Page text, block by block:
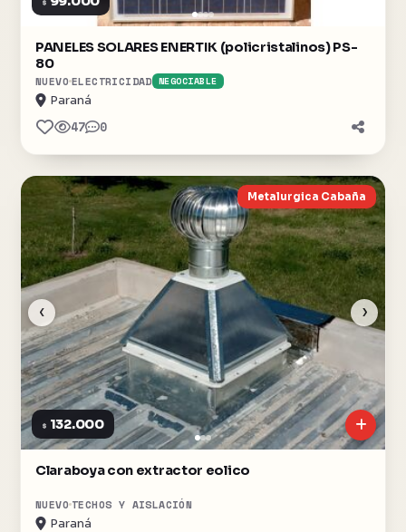
PANELES SOLARES ENERTIK (policristalinos) PS-
80
NUEVO ELECTRICIDAD NEGOCIABLE
Paraná
47 0
‹ ›
Metalurgica Cabaña
$ 132.000
Claraboya con extractor eolico
NUEVO TECHOS Y AISLACIÓN
Paraná